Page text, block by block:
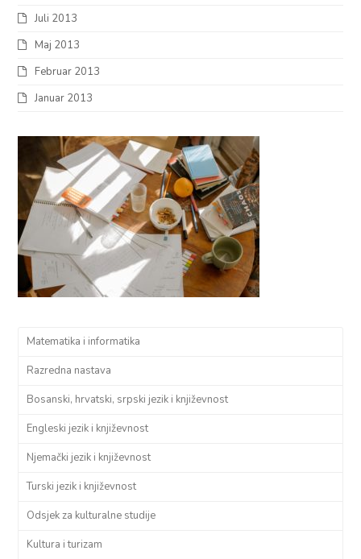
Juli 2013
Maj 2013
Februar 2013
Januar 2013
Matematika i informatika
Razredna nastava
Bosanski, hrvatski, srpski jezik i književnost
Engleski jezik i književnost
Njemački jezik i književnost
Turski jezik i književnost
Odsjek za kulturalne studije
Kultura i turizam